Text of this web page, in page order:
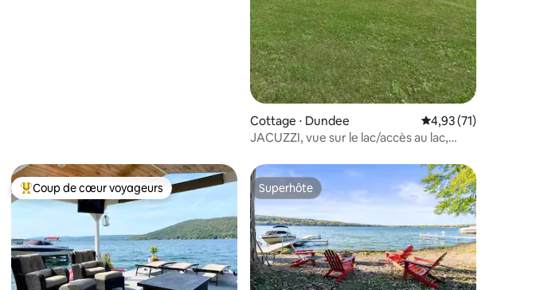
Cottage ⋅ Dundee Évaluation moyenne
4,93 (71)
JACUZZI, vue sur le lac/accès au lac,
Coups de cœur voyageurs les plus appréciés
Coup de cœur voyageurs Superhôte
Superhôte